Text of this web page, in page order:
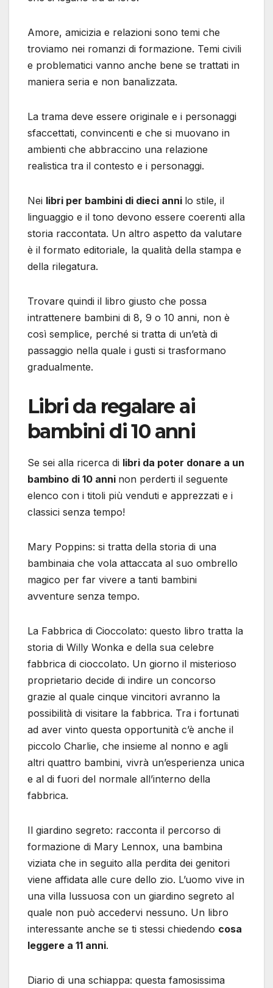
Amore, amicizia e relazioni sono temi che
troviamo nei romanzi di formazione. Temi civili
e problematici vanno anche bene se trattati in
maniera seria e non banalizzata.
La trama deve essere originale e i personaggi
sfaccettati, convincenti e che si muovano in
ambienti che abbraccino una relazione
realistica tra il contesto e i personaggi.
Nei libri per bambini di dieci anni lo stile, il
linguaggio e il tono devono essere coerenti alla
storia raccontata. Un altro aspetto da valutare
è il formato editoriale, la qualità della stampa e
della rilegatura.
Trovare quindi il libro giusto che possa
intrattenere bambini di 8, 9 o 10 anni, non è
così semplice, perché si tratta di un’età di
passaggio nella quale i gusti si trasformano
gradualmente.
Libri da regalare ai
bambini di 10 anni
Se sei alla ricerca di libri da poter donare a un
bambino di 10 anni non perderti il seguente
elenco con i titoli più venduti e apprezzati e i
classici senza tempo!
Mary Poppins: si tratta della storia di una
bambinaia che vola attaccata al suo ombrello
magico per far vivere a tanti bambini
avventure senza tempo.
La Fabbrica di Cioccolato: questo libro tratta la
storia di Willy Wonka e della sua celebre
fabbrica di cioccolato. Un giorno il misterioso
proprietario decide di indire un concorso
grazie al quale cinque vincitori avranno la
possibilità di visitare la fabbrica. Tra i fortunati
ad aver vinto questa opportunità c’è anche il
piccolo Charlie, che insieme al nonno e agli
altri quattro bambini, vivrà un’esperienza unica
e al di fuori del normale all’interno della
fabbrica.
Il giardino segreto: racconta il percorso di
formazione di Mary Lennox, una bambina
viziata che in seguito alla perdita dei genitori
viene affidata alle cure dello zio. L’uomo vive in
una villa lussuosa con un giardino segreto al
quale non può accedervi nessuno. Un libro
interessante anche se ti stessi chiedendo cosa
leggere a 11 anni.
Diario di una schiappa: questa famosissima